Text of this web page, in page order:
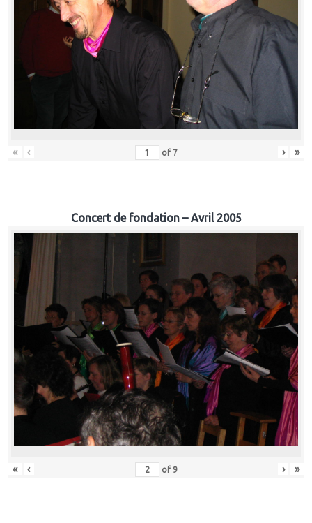
« ‹ of 7 › »
Concert de fondation – Avril 2005
« ‹ of 9 › »